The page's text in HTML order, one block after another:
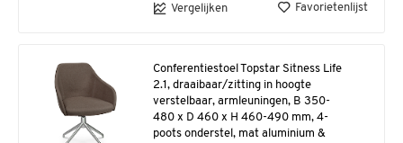
Vergelijken Favorietenlijst
Conferentiestoel Topstar Sitness Life
2.1, draaibaar/zitting in hoogte
verstelbaar, armleuningen, B 350-
480 x D 460 x H 460-490 mm, 4-
poots onderstel, mat aluminium &